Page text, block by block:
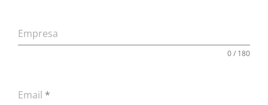
Empresa
0 / 180
Email *